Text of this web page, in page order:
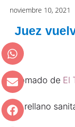
noviembre 10, 2021
Juez
Tomado de El
El rellano